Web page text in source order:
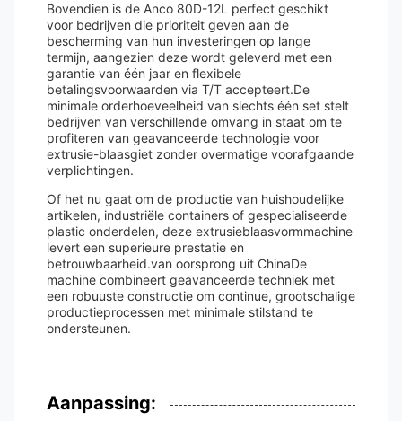
Bovendien is de Anco 80D-12L perfect geschikt
voor bedrijven die prioriteit geven aan de
bescherming van hun investeringen op lange
termijn, aangezien deze wordt geleverd met een
garantie van één jaar en flexibele
betalingsvoorwaarden via T/T accepteert.De
minimale orderhoeveelheid van slechts één set stelt
bedrijven van verschillende omvang in staat om te
profiteren van geavanceerde technologie voor
extrusie-blaasgiet zonder overmatige voorafgaande
verplichtingen.
Of het nu gaat om de productie van huishoudelijke
artikelen, industriële containers of gespecialiseerde
plastic onderdelen, deze extrusieblaasvormmachine
levert een superieure prestatie en
betrouwbaarheid.van oorsprong uit ChinaDe
machine combineert geavanceerde techniek met
een robuuste constructie om continue, grootschalige
productieprocessen met minimale stilstand te
ondersteunen.
Aanpassing: